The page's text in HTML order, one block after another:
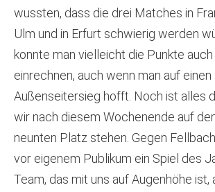
wussten, dass die drei Matches in
Ulm und in Erfurt schwierig werden
konnte man vielleicht die Punkte
einrechnen, auch wenn man auf einen
Außenseitersieg hofft. Noch ist alles
wir nach diesem Wochenende auf
neunten Platz stehen. Gegen
vor eigenem Publikum ein Spiel des
Team, das mit uns auf Augenhöhe ist,